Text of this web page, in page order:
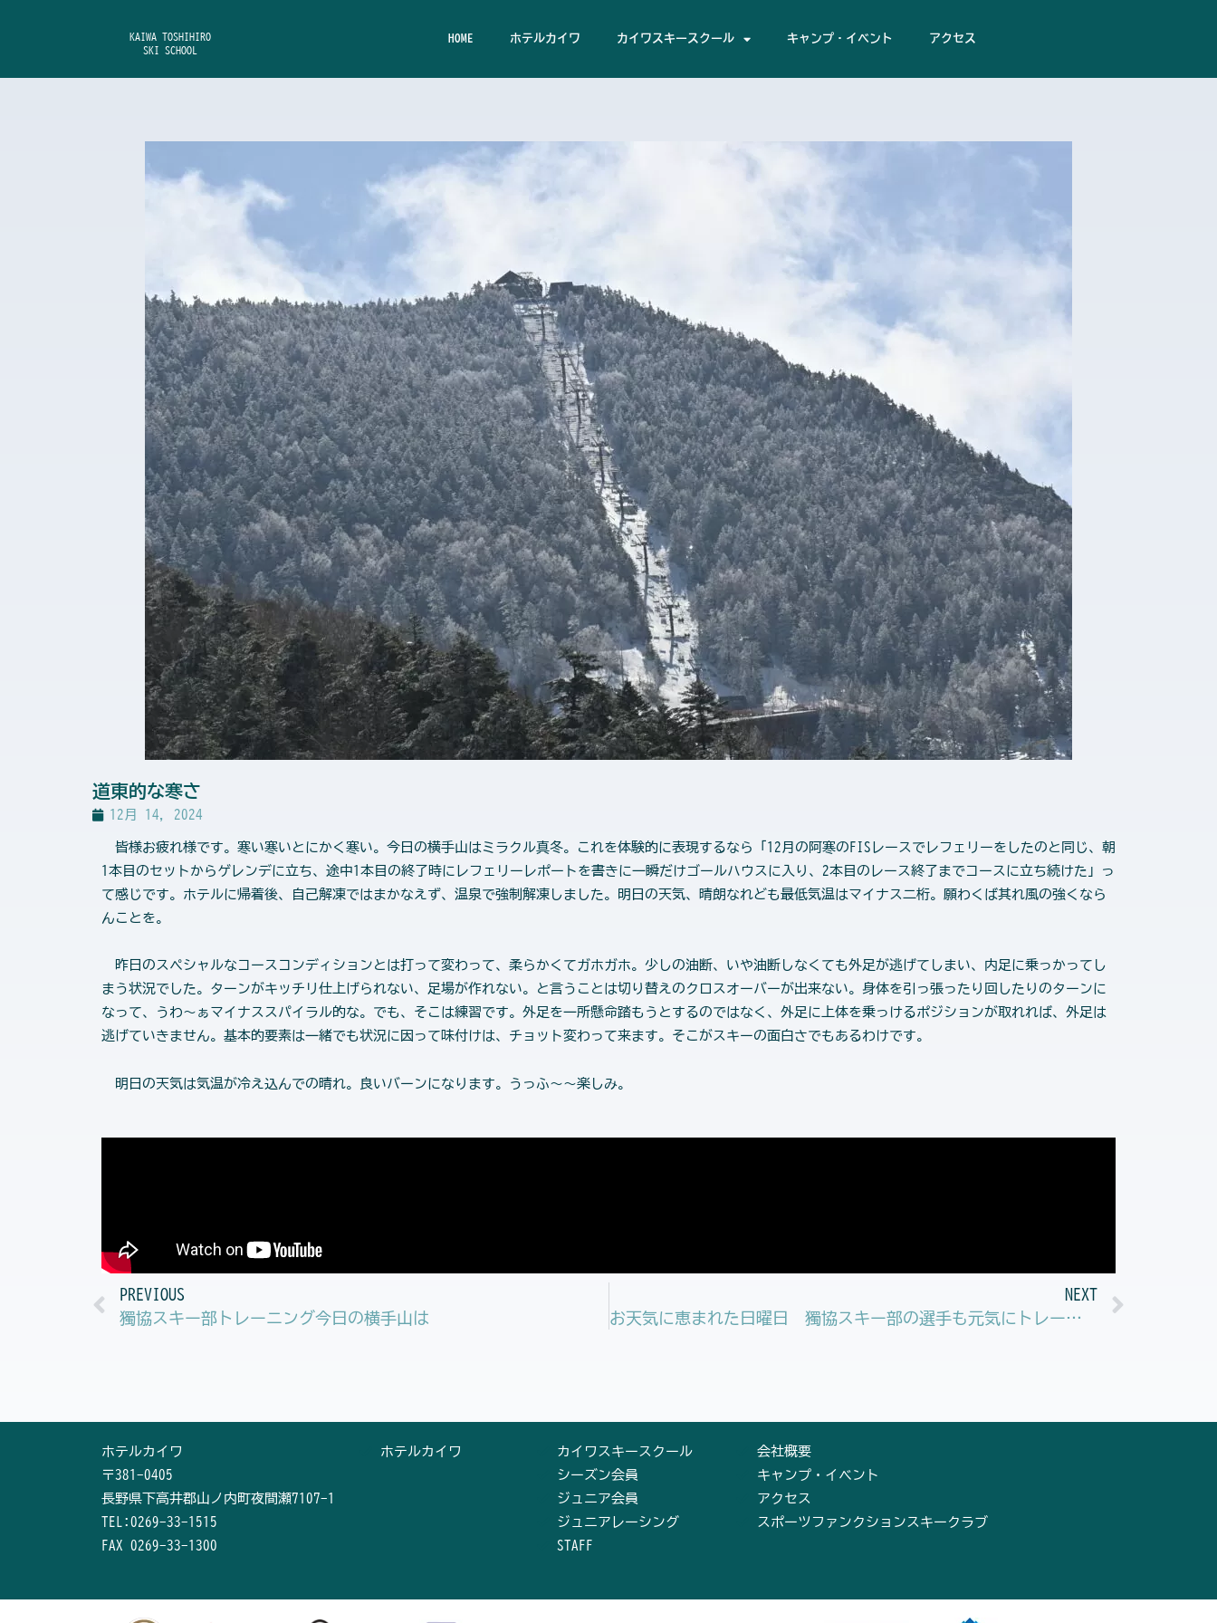
ス
KAIWA TOSHIHIRO
SKI SCHOOL
HOME ホテルカイワ カイワスキースクール キャンプ・イベント アクセス
道東的な寒さ
12月 14, 2024
皆様お疲れ様です。寒い寒いとにかく寒い。今日の横手山はミラクル真冬。これを体験的に表現するなら「12月の阿寒のFISレースでレフェリーをしたのと同じ、朝
1本目のセットからゲレンデに立ち、途中1本目の終了時にレフェリーレポートを書きに一瞬だけゴールハウスに入り、2本目のレース終了までコースに立ち続けた」っ
て感じです。ホテルに帰着後、自己解凍ではまかなえず、温泉で強制解凍しました。明日の天気、晴朗なれども最低気温はマイナス二桁。願わくば其れ風の強くなら
んことを。
昨日のスペシャルなコースコンディションとは打って変わって、柔らかくてガホガホ。少しの油断、いや油断しなくても外足が逃げてしまい、内足に乗っかってし
まう状況でした。ターンがキッチリ仕上げられない、足場が作れない。と言うことは切り替えのクロスオーバーが出来ない。身体を引っ張ったり回したりのターンに
なって、うわ～ぁマイナススパイラル的な。でも、そこは練習です。外足を一所懸命踏もうとするのではなく、外足に上体を乗っけるポジションが取れれば、外足は
逃げていきません。基本的要素は一緒でも状況に因って味付けは、チョット変わって来ます。そこがスキーの面白さでもあるわけです。
明日の天気は気温が冷え込んでの晴れ。良いバーンになります。うっふ～～楽しみ。
Prev
PREVIOUS
獨協スキー部トレーニング今日の横手山は
NEXT
お天気に恵まれた日曜日 獨協スキー部の選手も元気にトレーニング
ホテルカイワ
〒381-0405
長野県下高井郡山ノ内町夜間瀬7107-1
TEL:0269-33-1515
FAX 0269-33-1300
ホテルカイワ
カイワスキースクール
シーズン会員
ジュニア会員
ジュニアレーシング
STAFF
会社概要
キャンプ・イベント
アクセス
スポーツファンクションスキークラブ